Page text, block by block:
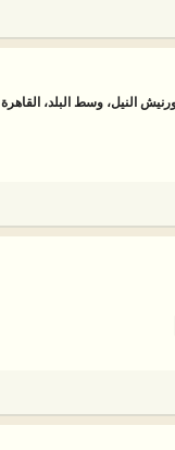
النيل، وسط البلد، القاهرة